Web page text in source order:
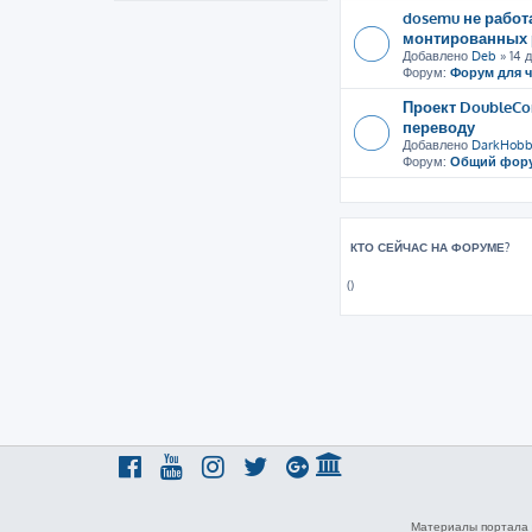
dosemu не
монтированных
Добавлено Deb » 14
Форум: Форум для
Проект
переводу
Добавлено
Форум: Общий
КТО СЕЙЧАС НА ФОРУМЕ?
()
Материалы портала